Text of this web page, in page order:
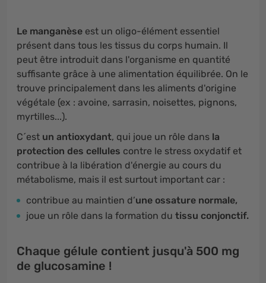
Le manganèse est un oligo-élément essentiel
présent dans tous les tissus du corps humain. Il
peut être introduit dans l'organisme en quantité
suffisante grâce à une alimentation équilibrée. On le
trouve principalement dans les aliments d'origine
végétale (ex : avoine, sarrasin, noisettes, pignons,
myrtilles...).
C´est un antioxydant, qui joue un rôle dans la
protection des cellules contre le stress oxydatif et
contribue à la libération d'énergie au cours du
métabolisme, mais il est surtout important car :
contribue au maintien d’une ossature normale,
joue un rôle dans la formation du tissu conjonctif.
Chaque gélule contient jusqu'à 500 mg
de glucosamine !